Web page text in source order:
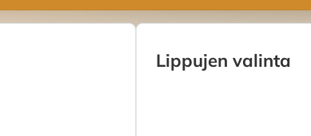
Lippujen valinta